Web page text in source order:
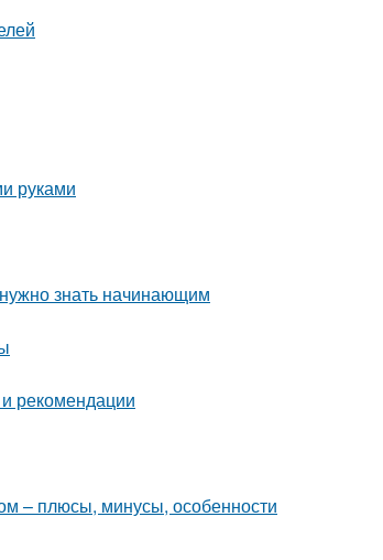
руками
знать начинающим
рекомендации
– плюсы, минусы, особенности